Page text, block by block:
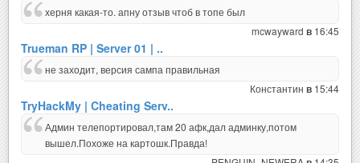
херня какая-то. апну отзыв чтоб в топе был
mcwayward в 16:45
Trueman RP | Server 01 | ..
не заходит, версия сампа правильная
Константин в 15:44
TryHackMy | Cheating Serv..
Админ телепортировал,там 20 афк,дал админку,потом
вышел.Похоже на картошк.Правда!